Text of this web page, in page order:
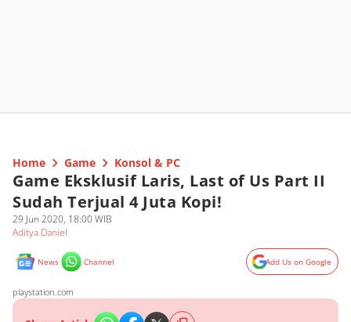
Home Game Konsol & PC
Game Eksklusif Laris, Last of Us Part II
Sudah Terjual 4 Juta Kopi!
29 Jun 2020, 18:00 WIB
Aditya Daniel
News Channel Add Us on Google
playstation.com